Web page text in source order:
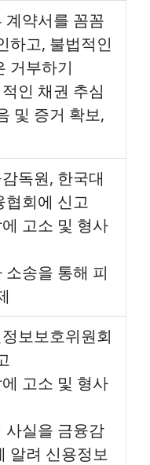
계약서를 꼼꼼
하고, 불법적인
거부하기
인 채권 추심
및 증거 확보,
독원, 한국대
협회에 신고
고소 및 형사
소송을 통해 피
보보호위원회
고소 및 형사
사실을 금융감
알려 신용정보